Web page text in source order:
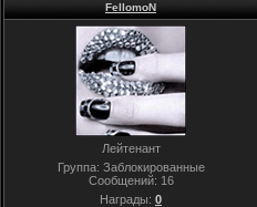
FellomoN
Лейтенант
Группа: Заблокированные
Сообщений: 16
Награды: 0